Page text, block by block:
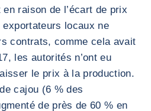
raison de l’écart de prix
exportateurs locaux ne
contrats, comme cela avait
les autorités n’ont eu
le prix à la production.
cajou (6 % des
de près de 60 % en